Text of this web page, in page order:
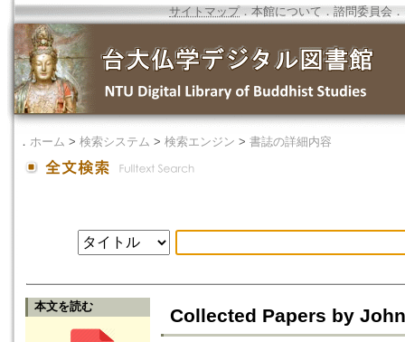
サイトマップ．本館について ． 諮問委員会 ．
． ホーム > 検索システム > 検索エンジン > 書誌の詳細内容
本文を読む Collected Papers by